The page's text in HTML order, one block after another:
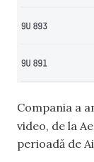
Compania a
video, de la
perioadă de